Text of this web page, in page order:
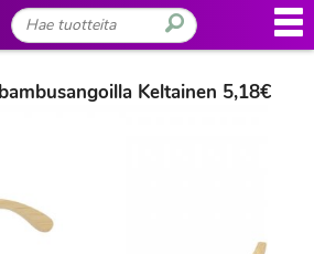
Keltainen 5,18€